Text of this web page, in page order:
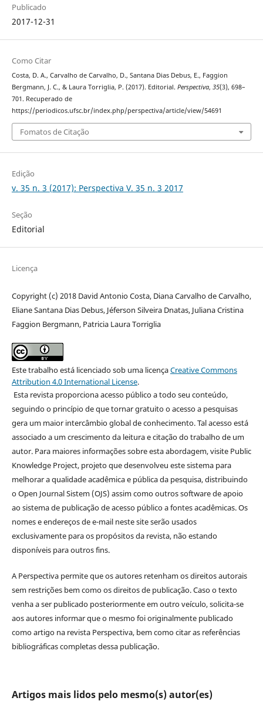
Publicado
2017-12-31
Como Citar
Costa, D. A., Carvalho de Carvalho, D., Santana Dias Debus, E., Faggion
Bergmann, J. C., & Laura Torriglia, P. (2017). Editorial. Perspectiva, 35(3), 698–
701. Recuperado de
https://periodicos.ufsc.br/index.php/perspectiva/article/view/54691
Fomatos de Citação
Edição
v. 35 n. 3 (2017): Perspectiva V. 35 n. 3 2017
Seção
Editorial
Licença
Copyright (c) 2018 David Antonio Costa, Diana Carvalho de Carvalho,
Eliane Santana Dias Debus, Jéferson Silveira Dnatas, Juliana Cristina
Faggion Bergmann, Patricia Laura Torriglia
Este trabalho está licenciado sob uma licençaCreative Commons
Attribution 4.0 International License.
Esta revista proporciona acesso público a todo seu conteúdo,
seguindo o princípio de que tornar gratuito o acesso a pesquisas
gera um maior intercâmbio global de conhecimento. Tal acesso está
associado a um crescimento da leitura e citação do trabalho de um
autor. Para maiores informações sobre esta abordagem, visite Public
Knowledge Project, projeto que desenvolveu este sistema para
melhorar a qualidade acadêmica e pública da pesquisa, distribuindo
o Open Journal Sistem (OJS) assim como outros software de apoio
ao sistema de publicação de acesso público a fontes acadêmicas. Os
nomes e endereços de e-mail neste site serão usados
exclusivamente para os propósitos da revista, não estando
disponíveis para outros fins.
A Perspectiva permite que os autores retenham os direitos autorais
sem restrições bem como os direitos de publicação. Caso o texto
venha a ser publicado posteriormente em outro veículo, solicita-se
aos autores informar que o mesmo foi originalmente publicado
como artigo na revista Perspectiva, bem como citar as referências
bibliográficas completas dessa publicação.
Artigos mais lidos pelo mesmo(s) autor(es)